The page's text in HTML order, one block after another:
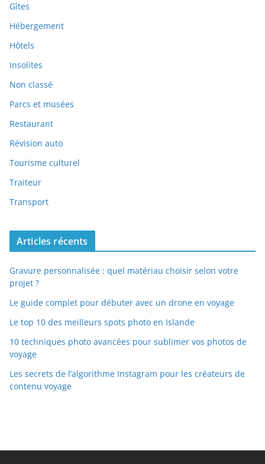
Gîtes
Hébergement
Hôtels
Insolites
Non classé
Parcs et musées
Restaurant
Révision auto
Tourisme culturel
Traiteur
Transport
Articles récents
Gravure personnalisée : quel matériau choisir selon votre
projet ?
Le guide complet pour débuter avec un drone en voyage
Le top 10 des meilleurs spots photo en Islande
10 techniques photo avancées pour sublimer vos photos de
voyage
Les secrets de l’algorithme Instagram pour les créateurs de
contenu voyage